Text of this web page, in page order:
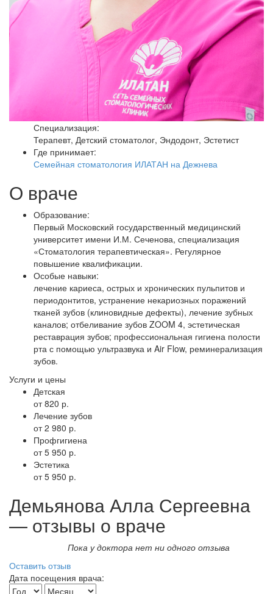
Специализация:
Терапевт, Детский стоматолог, Эндодонт, Эстетист
Где принимает:
Семейная стоматология ИЛАТАН на Дежнева
О враче
Образование:
Первый Московский государственный медицинский
университет имени И.М. Сеченова, специализация
«Стоматология терапевтическая». Регулярное
повышение квалификации.
Особые навыки:
лечение кариеса, острых и хронических пульпитов и
периодонтитов, устранение некариозных поражений
тканей зубов (клиновидные дефекты), лечение зубных
каналов; отбеливание зубов ZOOM 4, эстетическая
реставрация зубов; профессиональная гигиена полости
рта с помощью ультразвука и Air Flow, реминерализация
зубов.
Услуги и цены
Детская
от 820 р.
Лечение зубов
от 2 980 р.
Профгигиена
от 5 950 р.
Эстетика
от 5 950 р.
Демьянова Алла Сергеевна
— отзывы о враче
Пока у доктора нет ни одного отзыва
Оставить отзыв
Дата посещения врача: